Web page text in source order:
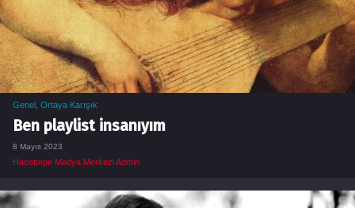
Genel Ortaya Karışık
Ben playlist insanıyım
8 Mayıs 2023
Hacettepe Medya Merkezi Admin